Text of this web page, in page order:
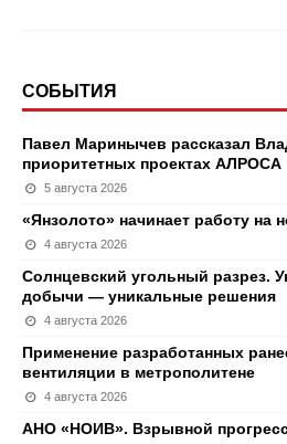
СОБЫТИЯ
Павел Маринычев рассказал
приоритетных проектах АЛРОСА
5 августа 2026
«Янзолото» начинает работу на
4 августа 2026
Солнцевский угольный разрез.
добычи — уникальные решения
4 августа 2026
Применение разработанных
вентиляции в метрополитене
4 августа 2026
АНО «НОИВ». Взрывной